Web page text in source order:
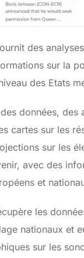
des
sur la
des Etats
données, des
cartes sur les
sur les
avec des
et
les
nationaux et
sur les